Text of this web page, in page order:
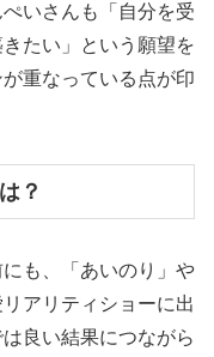
いさんも「自分を受
たい」という願望を
重なっている点が印
？
も、「あいのり」や
アリティショーに出
良い結果につながら